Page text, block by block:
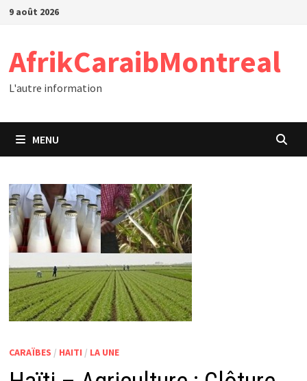
Passer
9 août 2026
AfrikCaraibMontreal
L'autre information
MENU
CARAÏBES / HAITI / LA UNE